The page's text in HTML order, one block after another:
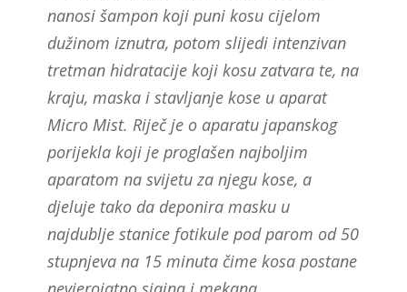
nanosi šampon koji puni kosu cijelom
dužinom iznutra, potom slijedi intenzivan
tretman hidratacije koji kosu zatvara te, na
kraju, maska i stavljanje kose u aparat
Micro Mist. Riječ je o aparatu japanskog
porijekla koji je proglašen najboljim
aparatom na svijetu za njegu kose, a
djeluje tako da deponira masku u
najdublje stanice fotikule pod parom od 50
stupnjeva na 15 minuta čime kosa postane